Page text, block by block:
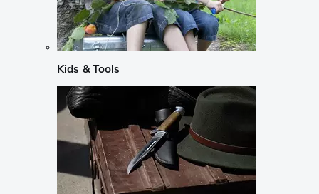
Kids & Tools